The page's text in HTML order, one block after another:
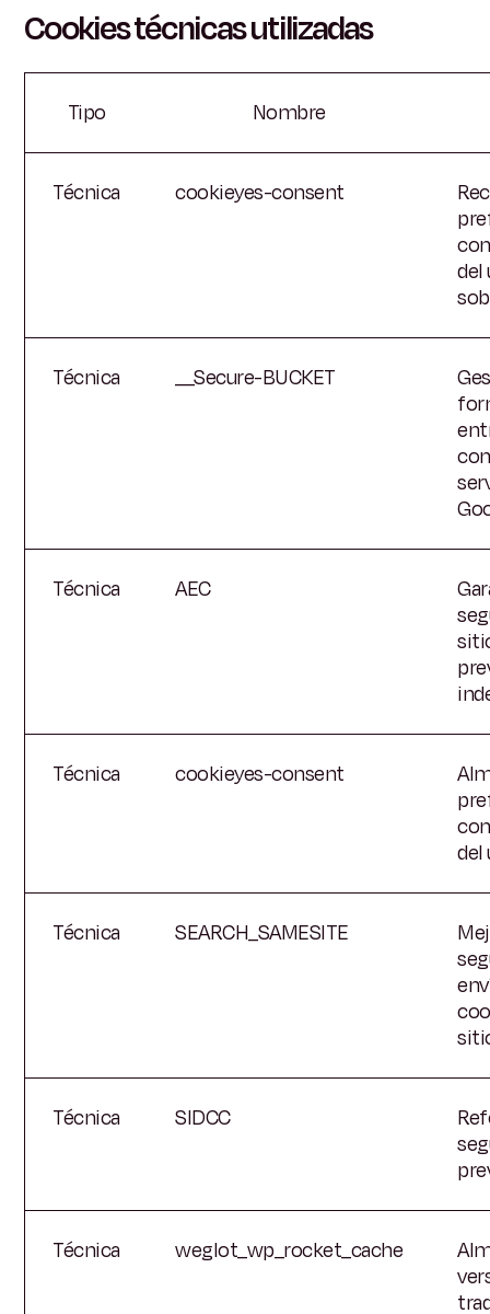
Cookies técnicas utilizadas
Tipo Nombre
Técnica cookieyes-consent
del
Técnica __Secure-BUCKET
Técnica AEC
Técnica cookieyes-consent
del
Técnica SEARCH_SAMESITE
Técnica SIDCC
Técnica weglot_wp_rocket_cache